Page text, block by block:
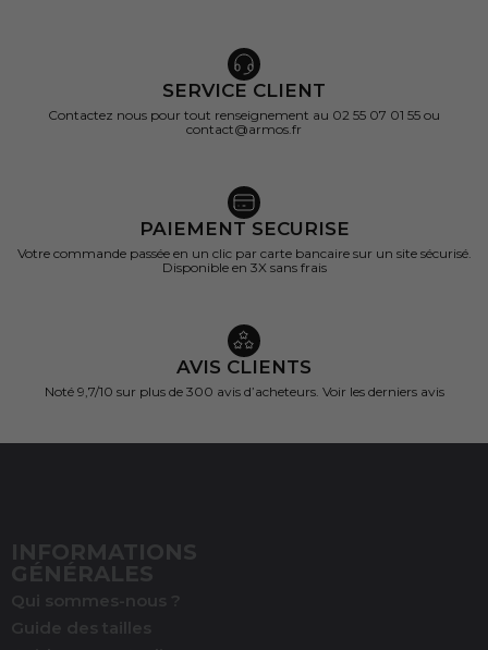
SERVICE CLIENT
Contactez nous pour tout renseignement au 02 55 07 01 55 ou
contact@armos.fr
PAIEMENT SECURISE
Votre commande passée en un clic par carte bancaire sur un site sécurisé.
Disponible en 3X sans frais
AVIS CLIENTS
Noté 9,7/10 sur plus de 300 avis d’acheteurs. Voir les derniers avis
INFORMATIONS
GÉNÉRALES
Qui sommes-nous ?
Guide des tailles